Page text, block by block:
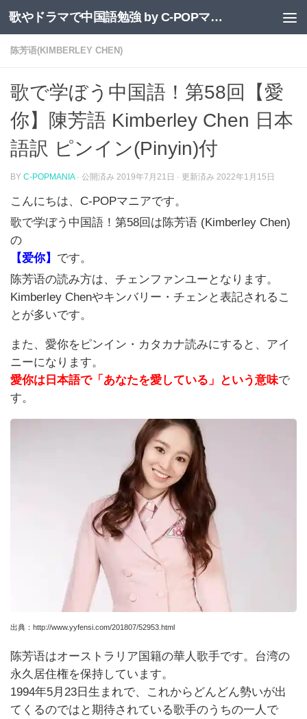
コンテンツへスキップ 歌やドラマで中国語勉強 by C-POPマニア
陈芳语(KIMBERLEY CHEN)
歌で学ぼう中国語！第58回【愛
你】陳芳語 Kimberley Chen 日本
語訳 ピンイン(Pinyin)付
BY C-POPMANIA · 公開済み 2019年7月21日 · 更新済み 2022年1月15日
こんにちは、 C-POPマニアです。
歌で学ぼう中国語！第58回は陈芳语 (Kimberley Chen)
の
【爱你】 です。
陈芳语の読み方は、チェンファンユーとなります。
Kimberley Chenやキンバリー・チェンと表記されるこ
とが多いです。
また、愛你をピンイン・カタカナ読みにすると、アイ
ニーになります。
愛你は日本語で「あなたを愛している」という意味で
す。
出典：http://www.yyfensi.com/201807/52953.html
陈芳语はオーストラリア国籍の華人歌手です。台湾の
永久居住権を保持しています。
1994年5月23日生まれで、これからどんどん勢いが出
てくるのではと期待されている歌手のうちの一人で